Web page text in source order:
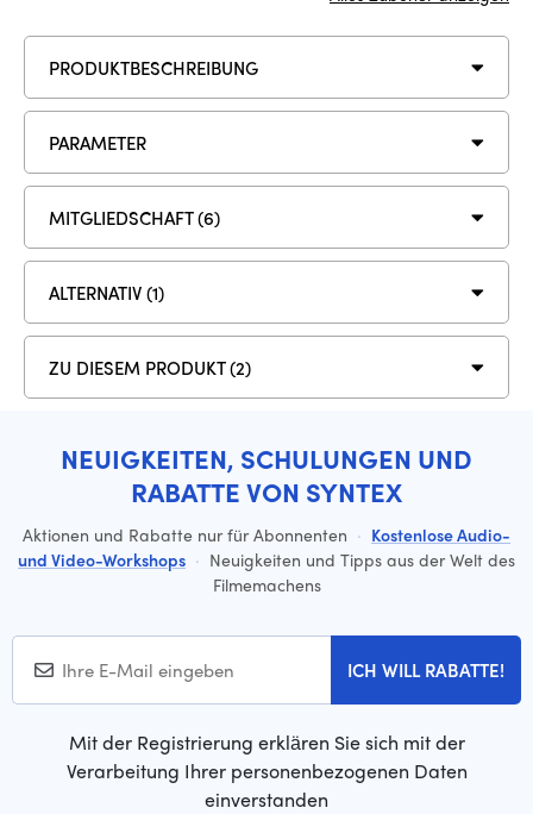
PRODUKTBESCHREIBUNG
PARAMETER
MITGLIEDSCHAFT (6)
ALTERNATIV (1)
ZU DIESEM PRODUKT (2)
NEUIGKEITEN, SCHULUNGEN UND
RABATTE VON SYNTEX
Aktionen und Rabatte nur für Abonnenten · Kostenlose Audio-
und Video-Workshops · Neuigkeiten und Tipps aus der Welt des
Filmemachens
ICH WILL RABATTE!
Mit der Registrierung erklären Sie sich mit der
Verarbeitung Ihrer personenbezogenen Daten
einverstanden